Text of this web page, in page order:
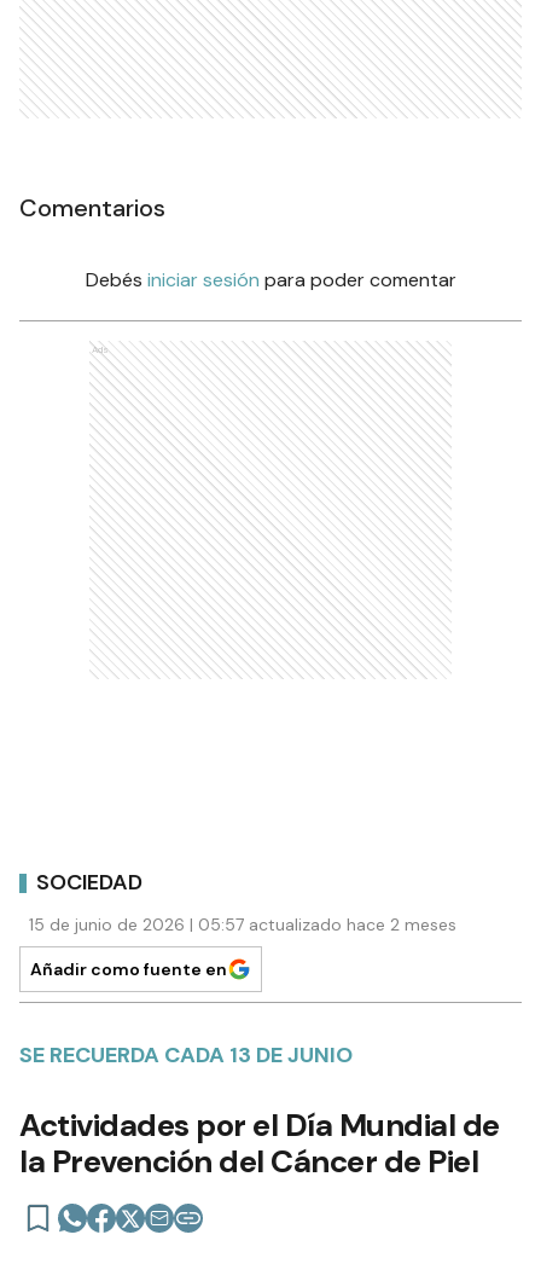
Comentarios
Debés iniciar sesión para poder comentar
Ads
SOCIEDAD
15 de junio de 2026 | 05:57 actualizado hace 2 meses
Añadir como fuente en
SE RECUERDA CADA 13 DE JUNIO
Actividades por el Día Mundial de
la Prevención del Cáncer de Piel